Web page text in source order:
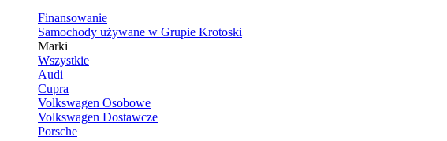
Finansowanie
Samochody używane w Grupie Krotoski
Marki
Wszystkie
Audi
Cupra
Volkswagen Osobowe
Volkswagen Dostawcze
Porsche